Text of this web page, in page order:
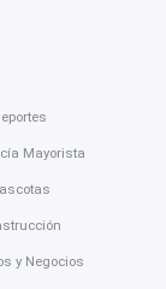
Mayorista
y Negocios